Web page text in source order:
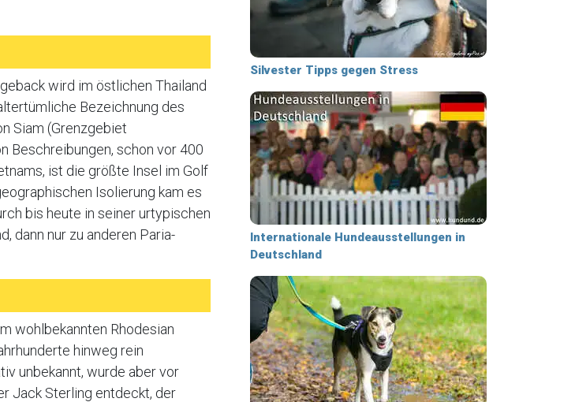
wird im östlichen Thailand
Bezeichnung des
Siam (Grenzgebiet
Beschreibungen, schon vor 400
ist die größte Insel im Golf
Isolierung kam es
bis heute in seiner urtypischen
dann nur zu anderen Paria-
wohlbekannten Rhodesian
hinweg rein
unbekannt, wurde aber vor
Jack Sterling entdeckt, der
Silvester Tipps gegen Stress
Internationale Hundeausstellungen in
Deutschland